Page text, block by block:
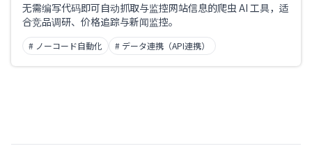
无需编写代码即可自动抓取与监控网站信息的爬虫 AI 工具，适
合竞品调研、价格追踪与新闻监控。
# ノーコード自動化 # データ連携（API連携）